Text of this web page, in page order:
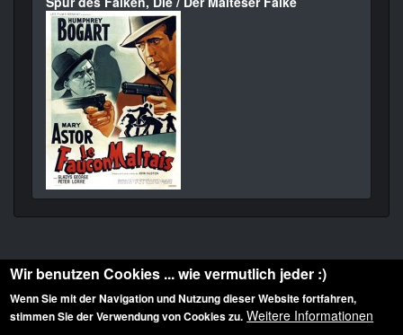
Diese Website ist urheberrechtlich geschützt: © 2010-2026 der Film Noir de. Alle
Wir benutzen Cookies ... wie vermutlich jeder :)
Wenn Sie mit der Navigation und Nutzung dieser Website fortfahren,
stimmen Sie der Verwendung von Cookies zu. Weitere Informationen